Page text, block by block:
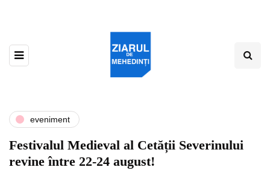
eveniment
Festivalul Medieval al Cetății Severinului
revine între 22-24 august!